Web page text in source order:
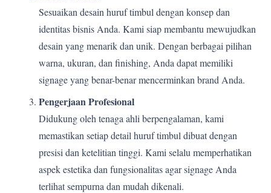
Sesuaikan desain huruf timbul dengan konsep dan
identitas bisnis Anda. Kami siap membantu mewujudkan
desain yang menarik dan unik. Dengan berbagai pilihan
warna, ukuran, dan finishing, Anda dapat memiliki
signage yang benar-benar mencerminkan brand Anda.
Pengerjaan Profesional
Didukung oleh tenaga ahli berpengalaman, kami
memastikan setiap detail huruf timbul dibuat dengan
presisi dan ketelitian tinggi. Kami selalu memperhatikan
aspek estetika dan fungsionalitas agar signage Anda
terlihat sempurna dan mudah dikenali.